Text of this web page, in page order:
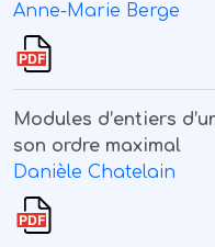
Anne-Marie Berge
Modules d’entiers
son ordre maximal
Danièle Chatelain